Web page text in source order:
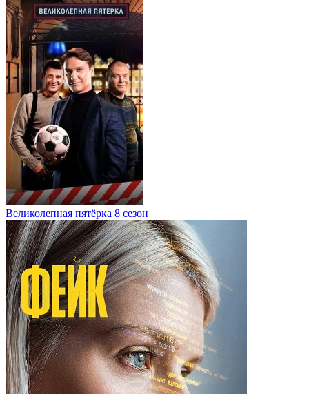
Великолепная пятёрка 8 сезон